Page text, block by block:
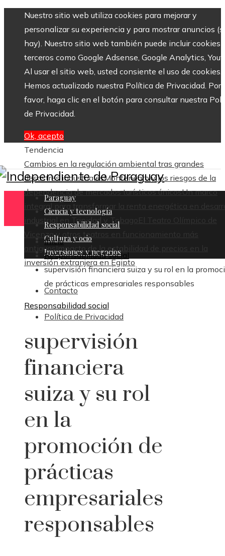
Nuestro sitio web utiliza cookies para mejorar y
personalizar su experiencia y para mostrar anuncios
hay). Nuestro sitio web también puede incluir cookies
terceros como Google Adsense, Google Analytics,
Al usar el sitio web, usted consiente el uso de cookies.
Hemos actualizado nuestra Política de Privacidad. Por
favor, haga clic en el botón para consultar nuestra
de Privacidad.
Ok, acepto
Tendencia
Cambios en la regulación ambiental tras grandes
desastres industrialesMontenegro y los riesgos de la
dependencia de mercados turísticos únicosUn marco
integral para transformar la renta energética en
industrial en Trinidad y Tobago El Teatro Olímpico de
Vicenza y otros teatros en funcionamiento más
antiguosImpacto de la estabilidad de precios en la
inversión extranjera en Egipto
Contacto
Política de Privacidad
Paraguay
Ciencia y tecnología
Responsabilidad social
Cultura y ocio
Inversiones y negocios
Inicio
Responsabilidad social
supervisión financiera suiza y su rol en la
de prácticas empresariales responsables
Responsabilidad social
supervisión
financiera
suiza y su rol
en la
promoción de
prácticas
empresariales
responsables